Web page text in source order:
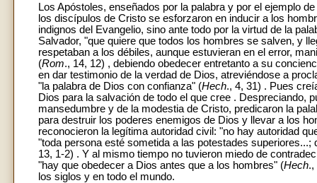
Los Apóstoles, enseñados por la palabra y por el ejemplo
los discípulos de Cristo se esforzaron en inducir a los
indignos del Evangelio, sino ante todo por la virtud de la
Salvador, "que quiere que todos los hombres se salven, y
respetaban a los débiles, aunque estuvieran en el error,
(Rom., 14, 12) , debiendo obedecer entretanto a su
en dar testimonio de la verdad de Dios, atreviéndose a
"la palabra de Dios con confianza" (Hech., 4, 31) . Pues
Dios para la salvación de todo el que cree . Despreciando,
mansedumbre y de la modestia de Cristo, predicaron la
para destruir los poderes enemigos de Dios y llevar a los
reconocieron la legítima autoridad civil: "no hay autoridad
"toda persona esté sometida a las potestades
13, 1-2) . Y al mismo tiempo no tuvieron miedo de
"hay que obedecer a Dios antes que a los hombres" (Hech.,
los siglos y en todo el mundo.